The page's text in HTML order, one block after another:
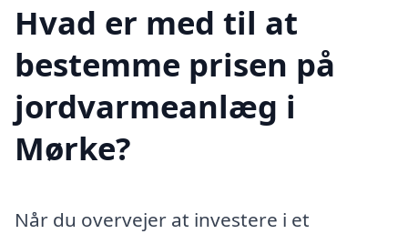
Hvad er med til at
bestemme prisen på
jordvarmeanlæg i
Mørke?
Når du overvejer at investere i et